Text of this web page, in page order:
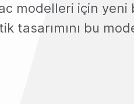
modelleri için
tasarımını bu